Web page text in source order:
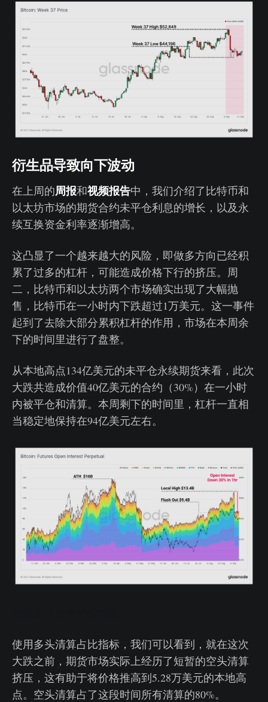
衍生品导致向下波动
在上周的周报和视频报告中，我们介绍了比特币和
以太坊市场的期货合约未平仓利息的增长，以及永
续互换资金利率逐渐增高。
这凸显了一个越来越大的风险，即做多方向已经积
累了过多的杠杆，可能造成价格下行的挤压。周
二，比特币和以太坊两个市场确实出现了大幅抛
售，比特币在一小时内下跌超过1万美元。这一事件
起到了去除大部分累积杠杆的作用，市场在本周余
下的时间里进行了盘整。
从本地高点134亿美元的未平仓永续期货来看，此次
大跌共造成价值40亿美元的合约（30%）在一小时
内被平仓和清算。本周剩下的时间里，杠杆一直相
当稳定地保持在94亿美元左右。
使用多头清算占比指标，我们可以看到，就在这次
大跌之前，期货市场实际上经历了短暂的空头清算
挤压，这有助于将价格推高到5.28万美元的本地高
点。空头清算占了这段时间所有清算的80%。